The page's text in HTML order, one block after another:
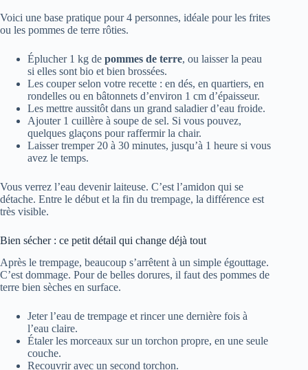
Voici une base pratique pour 4 personnes, idéale pour les frites
ou les pommes de terre rôties.
Éplucher 1 kg de pommes de terre, ou laisser la peau
si elles sont bio et bien brossées.
Les couper selon votre recette : en dés, en quartiers, en
rondelles ou en bâtonnets d’environ 1 cm d’épaisseur.
Les mettre aussitôt dans un grand saladier d’eau froide.
Ajouter 1 cuillère à soupe de sel. Si vous pouvez,
quelques glaçons pour raffermir la chair.
Laisser tremper 20 à 30 minutes, jusqu’à 1 heure si vous
avez le temps.
Vous verrez l’eau devenir laiteuse. C’est l’amidon qui se
détache. Entre le début et la fin du trempage, la différence est
très visible.
Bien sécher : ce petit détail qui change déjà tout
Après le trempage, beaucoup s’arrêtent à un simple égouttage.
C’est dommage. Pour de belles dorures, il faut des pommes de
terre bien sèches en surface.
Jeter l’eau de trempage et rincer une dernière fois à
l’eau claire.
Étaler les morceaux sur un torchon propre, en une seule
couche.
Recouvrir avec un second torchon.